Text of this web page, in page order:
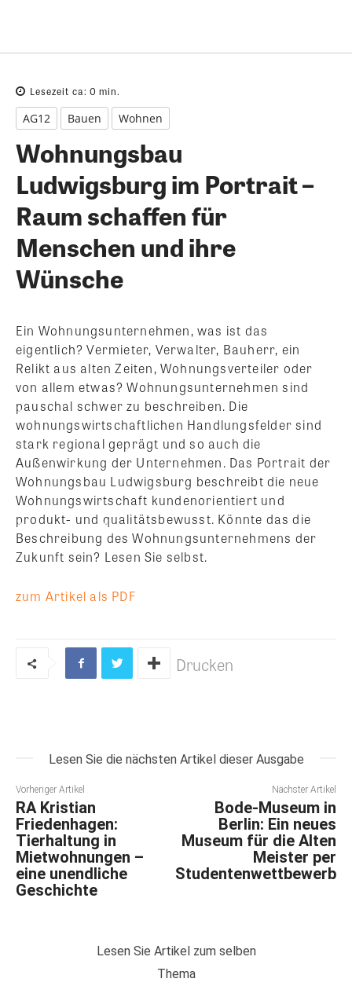
Lesezeit ca: 0 min.
AG12 Bauen Wohnen
Wohnungsbau
Ludwigsburg im Portrait –
Raum schaffen für
Menschen und ihre
Wünsche
Ein Wohnungsunternehmen, was ist das
eigentlich? Vermieter, Verwalter, Bauherr, ein
Relikt aus alten Zeiten, Wohnungsverteiler oder
von allem etwas? Wohnungsunternehmen sind
pauschal schwer zu beschreiben. Die
wohnungswirtschaftlichen Handlungsfelder sind
stark regional geprägt und so auch die
Außenwirkung der Unternehmen. Das Portrait der
Wohnungsbau Ludwigsburg beschreibt die neue
Wohnungswirtschaft kundenorientiert und
produkt- und qualitätsbewusst. Könnte das die
Beschreibung des Wohnungsunternehmens der
Zukunft sein? Lesen Sie selbst.
zum Artikel als PDF
Drucken
Lesen Sie die nächsten Artikel dieser Ausgabe
Vorheriger Artikel
RA Kristian
Friedenhagen:
Tierhaltung in
Mietwohnungen –
eine unendliche
Geschichte
Nächster Artikel
Bode-Museum in
Berlin: Ein neues
Museum für die Alten
Meister per
Studentenwettbewerb
Lesen Sie Artikel zum selben
Thema